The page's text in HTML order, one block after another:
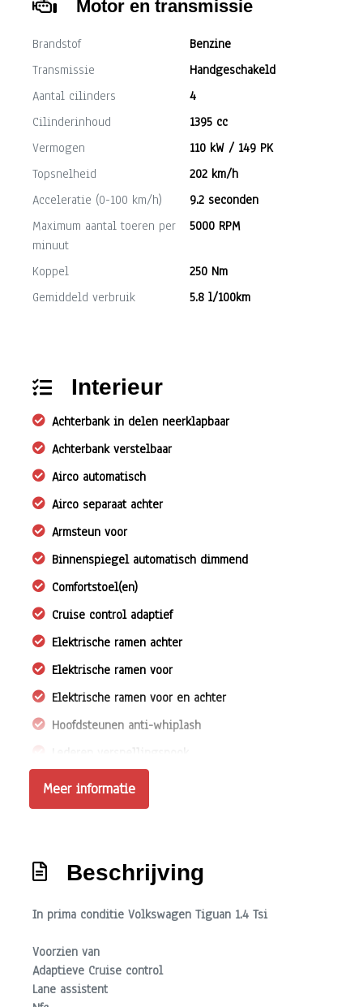
Motor en transmissie
Brandstof
Benzine
Transmissie
Handgeschakeld
Aantal cilinders
4
Cilinderinhoud
1395 cc
Vermogen
110 kW / 149 PK
Topsnelheid
202 km/h
Acceleratie (0-100 km/h)
9.2 seconden
Maximum aantal toeren per
minuut
5000 RPM
Koppel
250 Nm
Gemiddeld verbruik
5.8 l/100km
Interieur
Achterbank in delen neerklapbaar
Achterbank verstelbaar
Airco automatisch
Airco separaat achter
Armsteun voor
Binnenspiegel automatisch dimmend
Comfortstoel(en)
Cruise control adaptief
Elektrische ramen achter
Elektrische ramen voor
Elektrische ramen voor en achter
Hoofdsteunen anti-whiplash
Lendesteun(en) verstelbaar
Stuur leder
Stuurbekrachtiging
Voorstoel(en) met massagefunctie
Voorstoelen in hoogte verstelbaar
Voorstoelen verwarmd
Meer informatie
Beschrijving
In prima conditie Volkswagen Tiguan 1.4 Tsi
Voorzien van
Adaptieve Cruise control
Lane assistent